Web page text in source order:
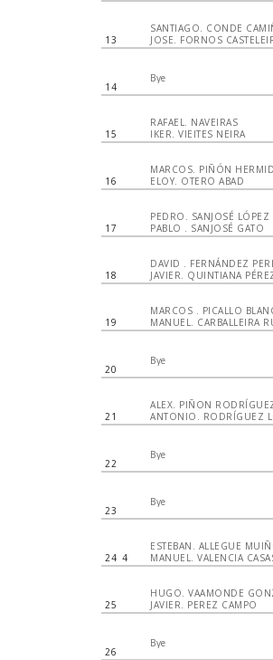
13
SANTIAGO. CONDE
JOSE. FORNOS
14
Bye
15
RAFAEL. NAVEIRAS
IKER. VIEITES NEIRA
16
MARCOS. PIÑÓN
ELOY. OTERO ABAD
17
PEDRO. SANJOSÉ LÓPEZ
PABLO . SANJOSÉ GATO
18
DAVID . FERNÁNDEZ
JAVIER. QUINTIANA
19
MARCOS . PICALLO
MANUEL. CARBALLEIRA
20
Bye
21
ALEX. PIÑON
ANTONIO. RODRÍGUEZ
22
Bye
23
Bye
24 4
ESTEBAN. ALLEGUE
MANUEL. VALENCIA
25
HUGO. VAAMONDE
JAVIER. PEREZ CAMPO
26
Bye